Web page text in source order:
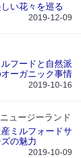
い花々を巡る
2019-12-09
フードと自然派
ーガニック事情
2019-10-16
ュージーランド
ミルフォードサ
の魅力
2019-10-09